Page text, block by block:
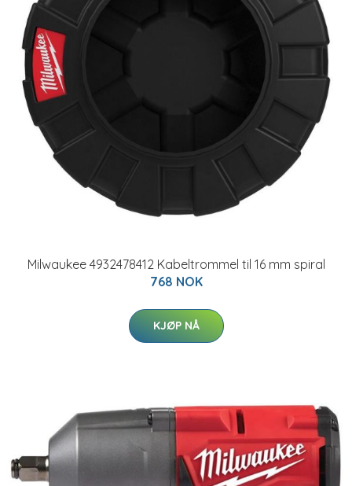
Milwaukee 4932478412 Kabeltrommel til 16 mm spiral
768 NOK
KJØP NÅ